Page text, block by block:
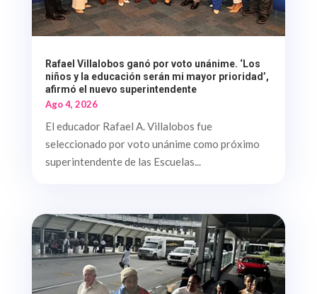
Rafael Villalobos ganó por voto unánime. ‘Los
niños y la educación serán mi mayor prioridad’,
afirmó el nuevo superintendente
Ago 4, 2026
El educador Rafael A. Villalobos fue
seleccionado por voto unánime como próximo
superintendente de las Escuelas...